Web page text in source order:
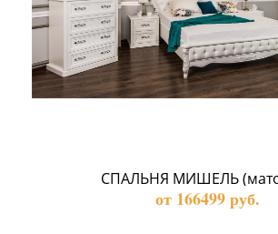
СПАЛЬНЯ МИШЕЛЬ
от 166499 руб.